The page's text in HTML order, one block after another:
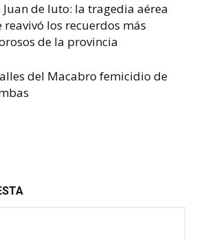
Juan de luto: la tragedia aérea
reavivó los recuerdos más
de la provincia
del Macabro femicidio de